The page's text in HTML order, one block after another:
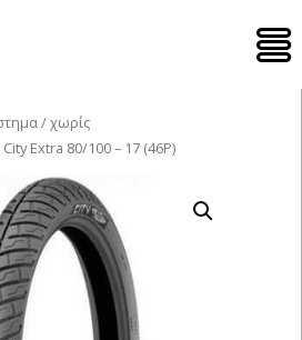
/χωρίς
Extra 80/100 – 17 (46P)